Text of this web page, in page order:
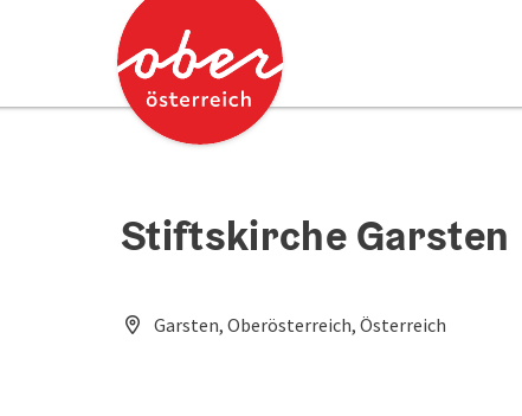
Zum Inhalt
Zum Seitenanfang Accesskey
Stiftskirche Garsten
Garsten, Oberösterreich, Österreich